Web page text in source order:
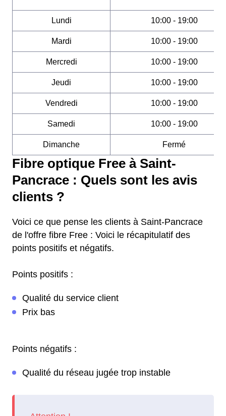
Lundi 10:00 - 19:00
Mardi 10:00 - 19:00
Mercredi 10:00 - 19:00
Jeudi 10:00 - 19:00
Vendredi 10:00 - 19:00
Samedi 10:00 - 19:00
Dimanche Fermé
Fibre optique Free à Saint-
Pancrace : Quels sont les avis
clients ?
Voici ce que pense les clients à Saint-Pancrace
de l'offre fibre Free : Voici le récapitulatif des
points positifs et négatifs.
Points positifs :
Qualité du service client
Prix bas
Points négatifs :
Qualité du réseau jugée trop instable